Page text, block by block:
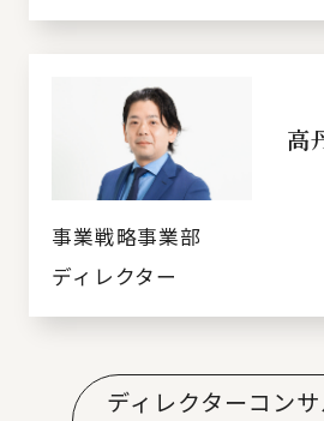
高
事業戦略事業部
ディレクター
ディレクターコン